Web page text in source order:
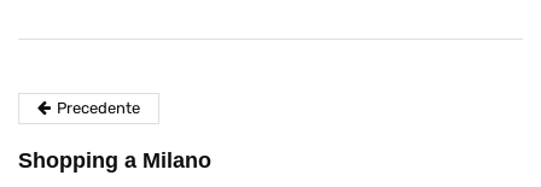
Precedente
Shopping a Milano